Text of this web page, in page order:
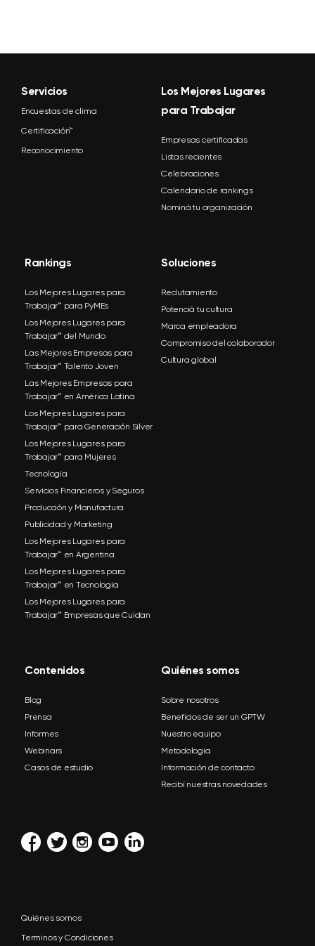
Servicios
Encuestas de clima
Certificación™
Reconocimiento
Los Mejores Lugares
para Trabajar
Empresas certificadas
Listas recientes
Celebraciones
Calendario de rankings
Nominá tu organización
Rankings
Los Mejores Lugares para
Trabajar™ para PyMEs
Los Mejores Lugares para
Trabajar™ del Mundo
Las Mejores Empresas para
Trabajar™ Talento Joven
Las Mejores Empresas para
Trabajar™ en América Latina
Los Mejores Lugares para
Trabajar™ para Generación Silver
Los Mejores Lugares para
Trabajar™ para Mujeres
Tecnología
Servicios Financieros y Seguros
Producción y Manufactura
Publicidad y Marketing
Los Mejores Lugares para
Trabajar™ en Argentina
Los Mejores Lugares para
Trabajar™ en Tecnología
Los Mejores Lugares para
Trabajar™ Empresas que Cuidan
Soluciones
Reclutamiento
Potenciá tu cultura
Marca empleadora
Compromiso del colaborador
Cultura global
Contenidos
Blog
Prensa
Informes
Webinars
Casos de estudio
Quiénes somos
Sobre nosotros
Beneficios de ser un GPTW
Nuestro equipo
Metodología
Información de contacto
Recibí nuestras novedades
Quiénes somos
Terminos y Condiciones